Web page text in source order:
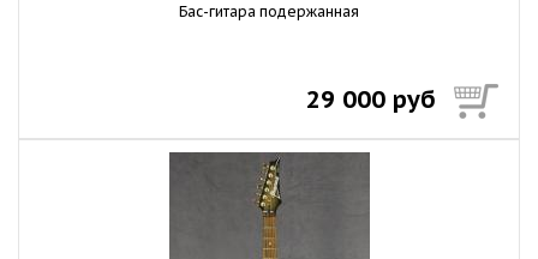
Бас-гитара подержанная
29 000 руб